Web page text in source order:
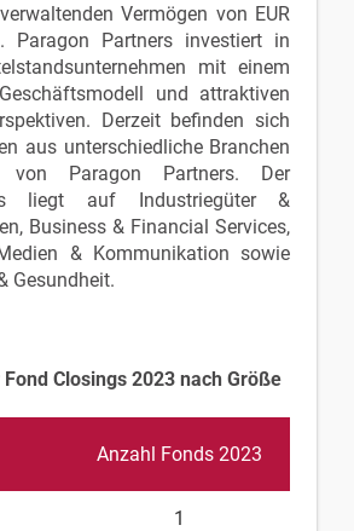
Vermögen von EUR
Paragon Partners investiert in
mit einem
und attraktiven
Derzeit befinden sich
aus unterschiedliche Branchen
Paragon Partners. Der
liegt auf Industriegüter &
Business & Financial Services,
& Kommunikation sowie
Gesundheit.
Closings 2023 nach Größe
Anzahl Fonds 2023
1